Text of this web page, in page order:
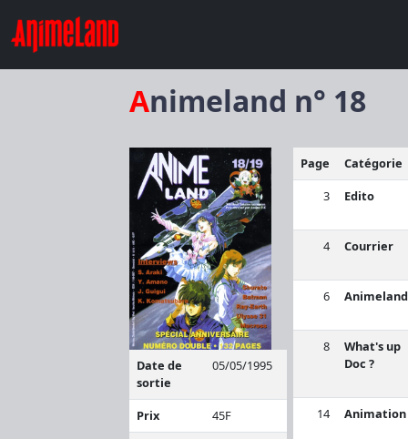
Animeland n° 18
Date de
sortie
05/05/1995
Prix
45F
Page
Catégorie
3
Edito
4 Courrier
6 Animeland
8
What's up
Doc ?
14 Animation